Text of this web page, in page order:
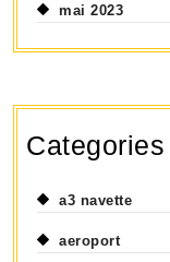
mai 2023
Categories
a3 navette
aeroport